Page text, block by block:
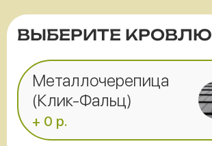
ВЫБЕРИТЕ КРОВЛЮ
Металлочерепица
(Клик-Фальц)
+ 0 р.